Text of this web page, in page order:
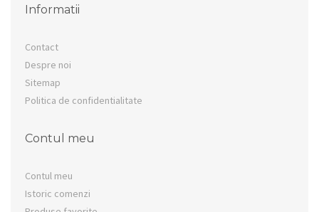
Informatii
Contact
Despre noi
Sitemap
Politica de confidentialitate
Contul meu
Contul meu
Istoric comenzi